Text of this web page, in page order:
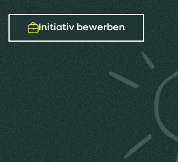
Initiativ bewerben